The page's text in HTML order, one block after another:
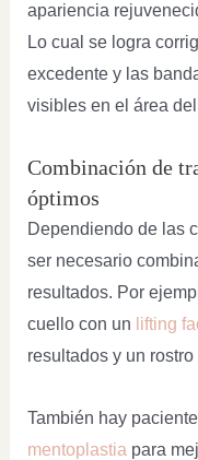
apariencia
Lo cual se logra
excedente y las
visibles en el área
Combinación de
óptimos
Dependiendo de las
ser necesario
resultados. Por
cuello con un lifting
resultados y un
También hay
mentoplastia para